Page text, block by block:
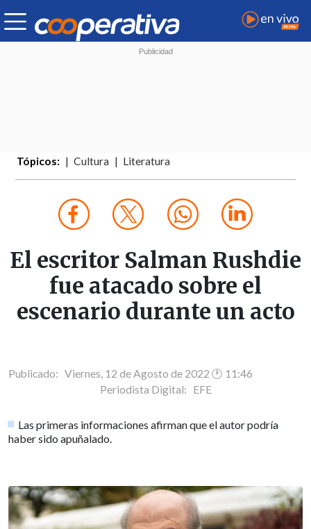
Tópicos: Cultura Literatura
El escritor Salman Rushdie
fue atacado sobre el
escenario durante un acto
Publicado: Viernes, 12 de Agosto de 2022 🕐 11:46
Periodista Digital: EFE
Las primeras informaciones afirman que el autor podría
haber sido apuñalado.